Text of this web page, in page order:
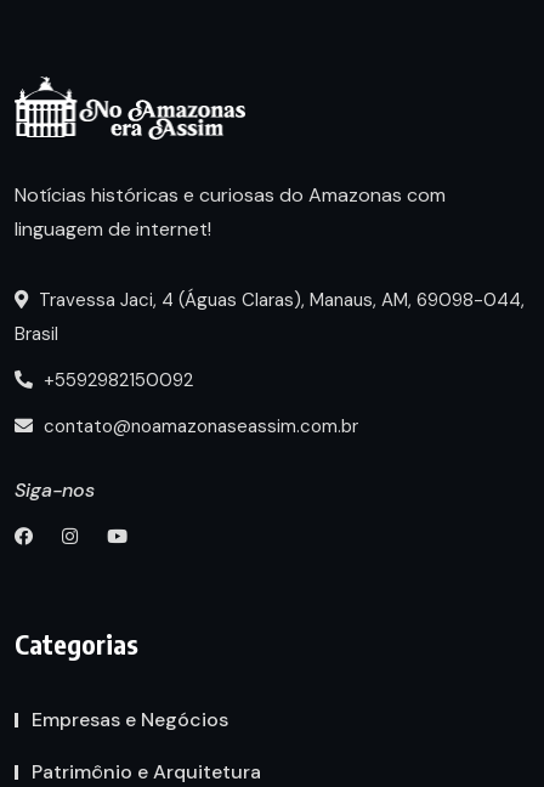
Notícias históricas e curiosas do Amazonas com
linguagem de internet!
Travessa Jaci, 4 (Águas Claras), Manaus, AM, 69098-044,
Brasil
+5592982150092
contato@noamazonaseassim.com.br
Siga-nos
Categorias
Empresas e Negócios
Patrimônio e Arquitetura